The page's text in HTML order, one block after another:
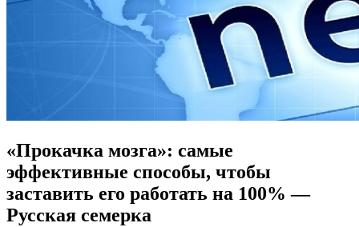
«Прокачка мозга»: самые
эффективные способы, чтобы
заставить его работать на 100% —
Русская семерка